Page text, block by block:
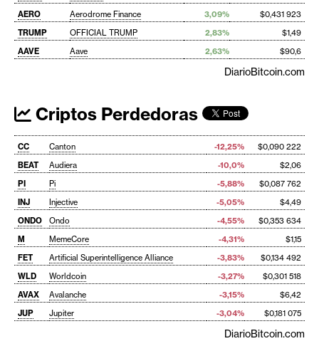
AERO
Aerodrome Finance 3,09%
$0,431 923
TRUMP
OFFICIAL TRUMP 2,83%
$1,49
AAVE
Aave 2,63% $90,6
DiarioBitcoin.com
Criptos Perdedoras
CC Canton -12,25%
$0,090 222
BEAT
Audiera -10,0%
$2,06
PI
Pi -5,88%
$0,087 762
INJ
Injective -5,05%
$4,49
ONDO
Ondo -4,55%
$0,353 634
M
MemeCore -4,31%
$1,15
FET
Artificial Superintelligence Alliance -3,83%
$0,134 492
WLD
Worldcoin -3,27%
$0,301 518
AVAX
Avalanche -3,15%
$6,42
JUP
Jupiter -3,04% $0,181 075
DiarioBitcoin.com